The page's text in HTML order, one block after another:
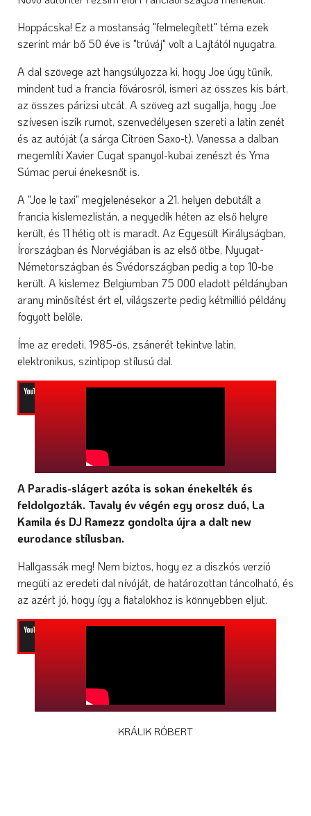
Hoppácska! Ez a mostanság "felmelegített" téma ezek
szerint már bő 50 éve is "trúváj" volt a Lajtától nyugatra.
A dal szövege azt hangsúlyozza ki, hogy Joe úgy tűnik,
mindent tud a francia fővárosról, ismeri az összes kis bárt,
az összes párizsi utcát. A szöveg azt sugallja, hogy Joe
szívesen iszik rumot, szenvedélyesen szereti a latin zenét
és az autóját (a sárga Citröen Saxo-t). Vanessa a dalban
megemlíti Xavier Cugat spanyol-kubai zenészt és Yma
Súmac perui énekesnőt is.
A "Joe le taxi" megjelenésekor a 21. helyen debütált a
francia kislemezlistán, a negyedik héten az első helyre
került, és 11 hétig ott is maradt. Az Egyesült Királyságban,
Írországban és Norvégiában is az első ötbe, Nyugat-
Németországban és Svédországban pedig a top 10-be
került. A kislemez Belgiumban 75 000 eladott példányban
arany minősítést ért el, világszerte pedig kétmillió példány
fogyott belőle.
Íme az eredeti, 1985-ös, zsánerét tekintve latin,
elektronikus, szintipop stílusú dal.
A Paradis-slágert azóta is sokan énekelték és
feldolgozták. Tavaly év végén egy orosz duó, La
Kamila és DJ Ramezz gondolta újra a dalt new
eurodance stílusban.
Hallgassák meg! Nem biztos, hogy ez a diszkós verzió
megüti az eredeti dal nívóját, de határozottan táncolható, és
az azért jó, hogy így a fiatalokhoz is könnyebben eljut.
KRÁLIK RÓBERT